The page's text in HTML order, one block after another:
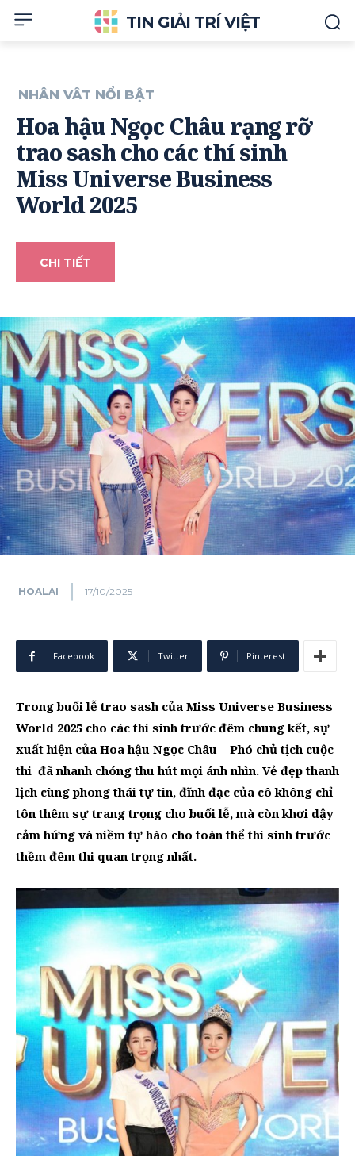
TIN GIẢI TRÍ VIỆT
NHÂN VÂT NỔI BẬT
Hoa hậu Ngọc Châu rạng rỡ
trao sash cho các thí sinh
Miss Universe Business
World 2025
CHI TIẾT
HOALAI 17/10/2025
Facebook Twitter Pinterest
Trong buổi lễ trao sash của Miss Universe Business
World 2025 cho các thí sinh trước đêm chung kết, sự
xuất hiện của Hoa hậu Ngọc Châu – Phó chủ tịch cuộc
thi đã nhanh chóng thu hút mọi ánh nhìn. Vẻ đẹp thanh
lịch cùng phong thái tự tin, đĩnh đạc của cô không chỉ
tôn thêm sự trang trọng cho buổi lễ, mà còn khơi dậy
cảm hứng và niềm tự hào cho toàn thể thí sinh trước
thềm đêm thi quan trọng nhất.